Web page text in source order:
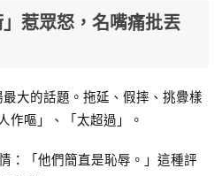
惹眾怒，名嘴痛批丟
大的話題。拖延、假摔、挑釁樣
作嘔」、「太超過」。
：「他們簡直是恥辱。」這種評